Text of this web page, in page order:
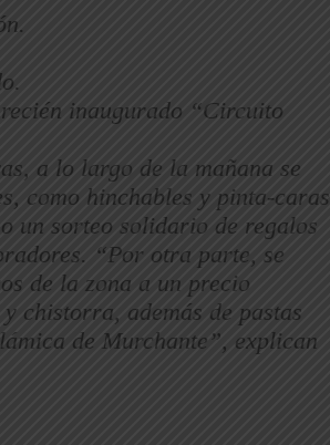
inaugurado “Circuito
a lo largo de la mañana se
como hinchables y pinta-caras
un sorteo solidario de regalos
“Por otra parte, se
de la zona a un precio
chistorra, además de pastas
de Murchante”, explican